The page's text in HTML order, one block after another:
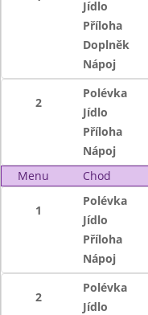
Jídlo
Příloha
Doplněk
Nápoj
2
Polévka
Jídlo
Příloha
Nápoj
Menu
Chod
1
Polévka
Jídlo
Příloha
Nápoj
2
Polévka
Jídlo